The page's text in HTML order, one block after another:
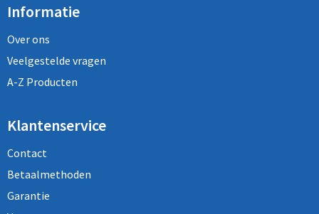
Informatie
Over ons
Veelgestelde vragen
A-Z Producten
Klantenservice
Contact
Betaalmethoden
Garantie